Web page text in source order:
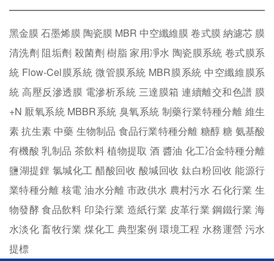
黑金膜 石墨烯膜 陶瓷膜 MBR 中空纖維膜 卷式膜 納濾芯 膜
清洗劑 阻垢劑 殺菌劑 樹脂 家用凈水 陶瓷膜系統 卷式膜系
統 Flow-Cel膜系統 微管膜系統 MBR膜系統 中空纖維膜系
統 高壓反滲透膜 電滲析系統 三達膜箱 連續離交和色譜 膜
+N 厭氧系統 MBBR系統 臭氧系統 制藥行業特種分離 維生
素抗生素 中藥 生物制品 食品行業特種分離 糖醇糖 氨基酸
有機酸 乳制品 茶飲料植物提取 酒 醬油 化工冶金特種分離
鹽湖提鋰 氯堿化工 醋酸回收 酸堿回收 鈦白粉回收 能源行
業特種分離 核電 油水分離 市政供水 農村污水 石化行業 生
物發酵食品飲料 印染行業 造紙行業 皮革行業 鋼鐵行業 海
水淡化畜牧行業 煤化工 典型案例 環境工程 水務運營 污水
提標